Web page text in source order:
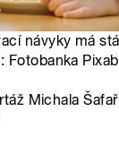
návyky má
Fotobanka
Michala